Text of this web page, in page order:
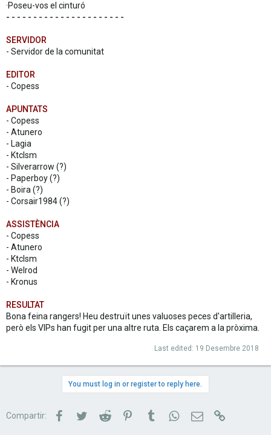
·Poseu-vos el cinturó
- - - - - - - - - - - - - - - - - - - - - -
SERVIDOR
- Servidor de la comunitat
EDITOR
- Copess
APUNTATS
- Copess
- Atunero
- Lagia
- Ktclsm
- Silverarrow (?)
- Paperboy (?)
- Boira (?)
- Corsair1984 (?)
ASSISTÈNCIA
- Copess
- Atunero
- Ktclsm
- Welrod
- Kronus
RESULTAT
Bona feina rangers! Heu destruït unes valuoses peces d'artilleria,
però els VIPs han fugit per una altre ruta. Els caçarem a la pròxima.
Last edited: 19 Desembre 2018
You must log in or register to reply here.
Compartir: FacebookTwitterReddit PinterestTumblrWhatsAppCorreu electrònic